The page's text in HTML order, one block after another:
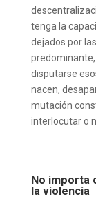
tenga la
dejados por
disputarse
nacen,
mutación
interlocutar o
No importa
la violencia